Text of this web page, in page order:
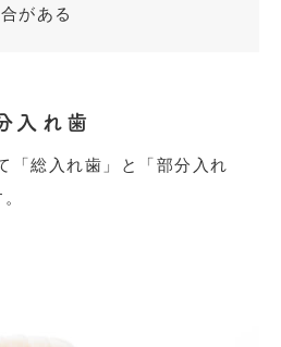
がある
入れ歯
「総入れ歯」と「部分入れ